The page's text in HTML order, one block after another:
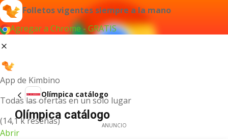
Folletos vigentes siempre a la mano
Agregar a Chrome - GRATIS
App de Kimbino
Todas las ofertas en un solo lugar
(14,1 k reseñas)
Abrir
Olímpica catálogo
Olímpica catálogo
ANUNCIO